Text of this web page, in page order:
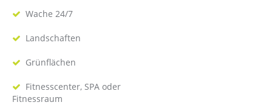
Wache 24/7
Landschaften
Grünflächen
Fitnesscenter, SPA oder
Fitnessraum